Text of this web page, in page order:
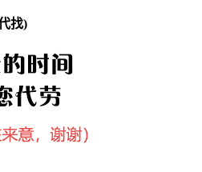
找)